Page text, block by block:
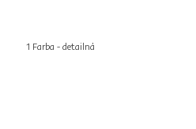
1 Farba - detailná